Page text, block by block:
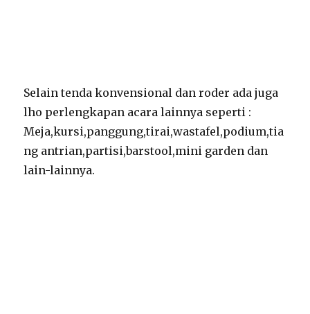
Selain tenda konvensional dan roder ada juga
lho perlengkapan acara lainnya seperti :
Meja,kursi,panggung,tirai,wastafel,podium,tia
ng antrian,partisi,barstool,mini garden dan
lain-lainnya.